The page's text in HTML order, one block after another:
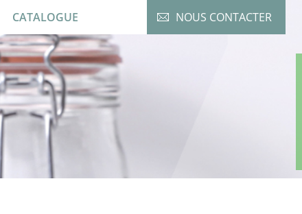
CATALOGUE NOUS CONTACTER